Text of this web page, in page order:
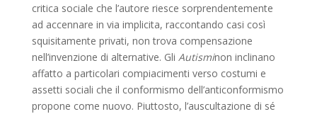
critica sociale che l’autore riesce sorprendentemente
ad accennare in via implicita, raccontando casi così
squisitamente privati, non trova compensazione
nell’invenzione di alternative. Gli Autisminon inclinano
affatto a particolari compiacimenti verso costumi e
assetti sociali che il conformismo dell’anticonformismo
propone come nuovo. Piuttosto, l’auscultazione di sé